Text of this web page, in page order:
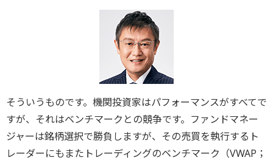
そういうものです。機関投資家はパフォーマンスがすべてで
すが、それはベンチマークとの競争です。ファンドマネー
ジャーは銘柄選択で勝負しますが、その売買を執行するト
レーダーにもまたトレーディングのベンチマーク（VWAP；